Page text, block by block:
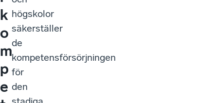
k
o
m
p
e
högskolor
säkerställer
de
kompetensförsörjningen
för
den